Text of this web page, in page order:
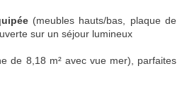
(meubles hauts/bas, plaque de
sur un séjour lumineux
de 8,18 m² avec vue mer), parfaites